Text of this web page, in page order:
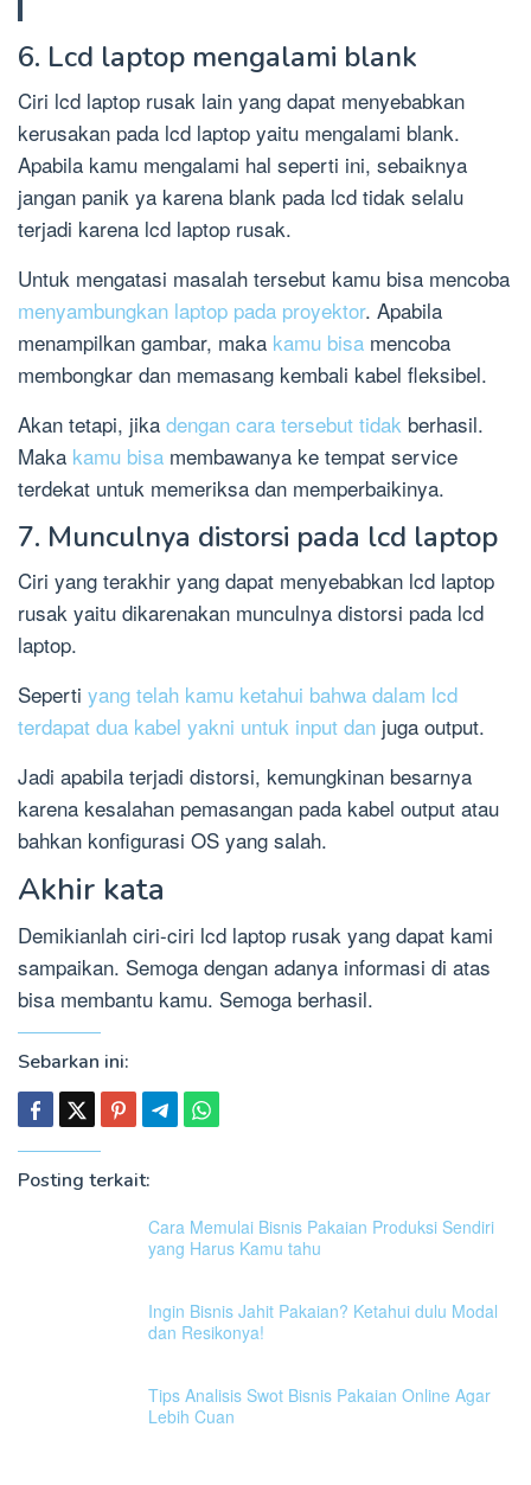
6. Lcd laptop mengalami blank
Ciri lcd laptop rusak lain yang dapat menyebabkan
kerusakan pada lcd laptop yaitu mengalami blank.
Apabila kamu mengalami hal seperti ini, sebaiknya
jangan panik ya karena blank pada lcd tidak selalu
terjadi karena lcd laptop rusak.
Untuk mengatasi masalah tersebut kamu bisa mencoba
menyambungkan laptop pada proyektor. Apabila
menampilkan gambar, maka kamu bisa mencoba
membongkar dan memasang kembali kabel fleksibel.
Akan tetapi, jika dengan cara tersebut tidak berhasil.
Maka kamu bisa membawanya ke tempat service
terdekat untuk memeriksa dan memperbaikinya.
7. Munculnya distorsi pada lcd laptop
Ciri yang terakhir yang dapat menyebabkan lcd laptop
rusak yaitu dikarenakan munculnya distorsi pada lcd
laptop.
Seperti yang telah kamu ketahui bahwa dalam lcd
terdapat dua kabel yakni untuk input dan juga output.
Jadi apabila terjadi distorsi, kemungkinan besarnya
karena kesalahan pemasangan pada kabel output atau
bahkan konfigurasi OS yang salah.
Akhir kata
Demikianlah ciri-ciri lcd laptop rusak yang dapat kami
sampaikan. Semoga dengan adanya informasi di atas
bisa membantu kamu. Semoga berhasil.
Sebarkan ini:
Posting terkait:
Cara Memulai Bisnis Pakaian Produksi Sendiri
yang Harus Kamu tahu
Ingin Bisnis Jahit Pakaian? Ketahui dulu Modal
dan Resikonya!
Tips Analisis Swot Bisnis Pakaian Online Agar
Lebih Cuan